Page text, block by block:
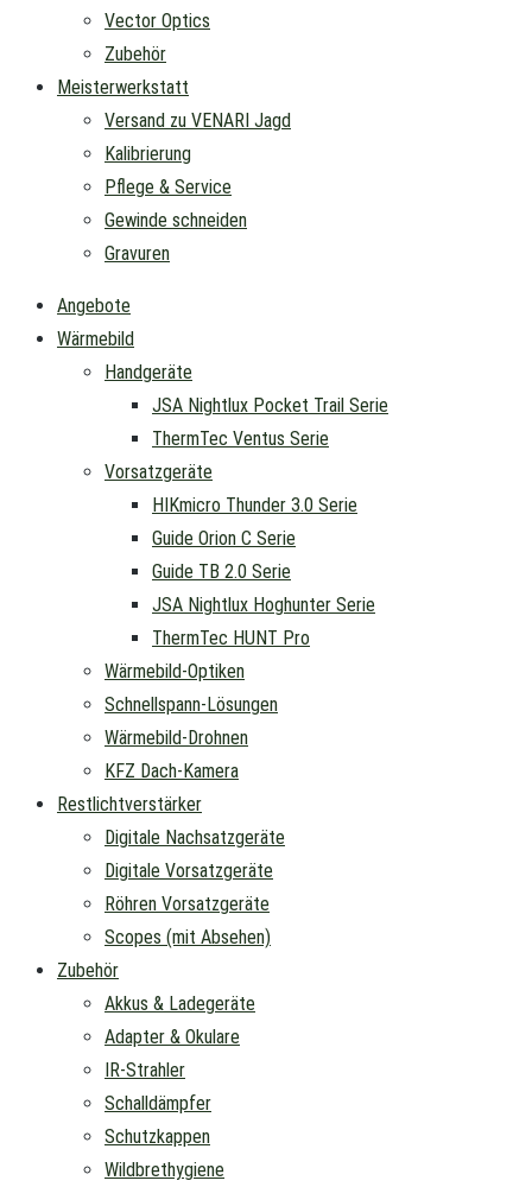
Vector Optics
Zubehör
Meisterwerkstatt
Versand zu VENARI Jagd
Kalibrierung
Pflege & Service
Gewinde schneiden
Gravuren
Angebote
Wärmebild
Handgeräte
JSA Nightlux Pocket Trail Serie
ThermTec Ventus Serie
Vorsatzgeräte
HIKmicro Thunder 3.0 Serie
Guide Orion C Serie
Guide TB 2.0 Serie
JSA Nightlux Hoghunter Serie
ThermTec HUNT Pro
Wärmebild-Optiken
Schnellspann-Lösungen
Wärmebild-Drohnen
KFZ Dach-Kamera
Restlichtverstärker
Digitale Nachsatzgeräte
Digitale Vorsatzgeräte
Röhren Vorsatzgeräte
Scopes (mit Absehen)
Zubehör
Akkus & Ladegeräte
Adapter & Okulare
IR-Strahler
Schalldämpfer
Schutzkappen
Wildbrethygiene